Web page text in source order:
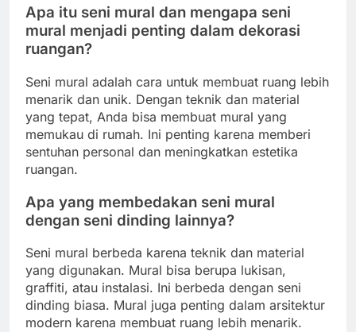
Apa itu seni mural dan mengapa seni
mural menjadi penting dalam dekorasi
ruangan?
Seni mural adalah cara untuk membuat ruang lebih
menarik dan unik. Dengan teknik dan material
yang tepat, Anda bisa membuat mural yang
memukau di rumah. Ini penting karena memberi
sentuhan personal dan meningkatkan estetika
ruangan.
Apa yang membedakan seni mural
dengan seni dinding lainnya?
Seni mural berbeda karena teknik dan material
yang digunakan. Mural bisa berupa lukisan,
graffiti, atau instalasi. Ini berbeda dengan seni
dinding biasa. Mural juga penting dalam arsitektur
modern karena membuat ruang lebih menarik.